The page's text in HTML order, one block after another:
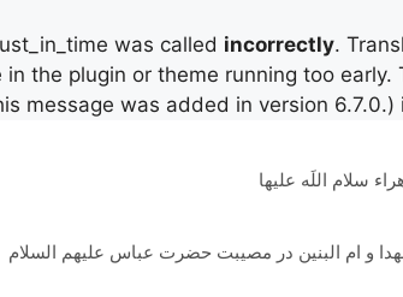
was called incorrectly.
the plugin or theme running too
message was added in version 6.7.0.)
سلام اللَه علیها
و ام البنین در مصیبت حضرت عباس علیهم السلام